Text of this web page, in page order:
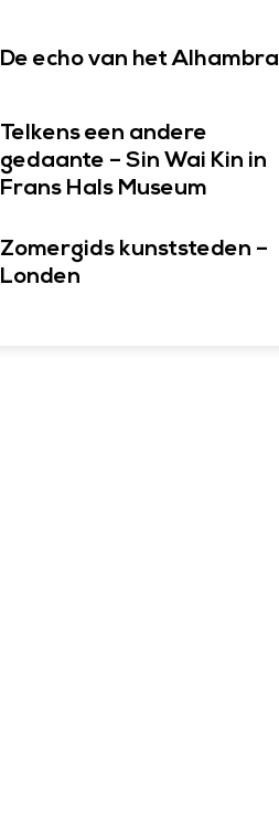
De echo van het Alhambra
Telkens een andere
gedaante – Sin Wai Kin in
Frans Hals Museum
Zomergids kunststeden –
Londen